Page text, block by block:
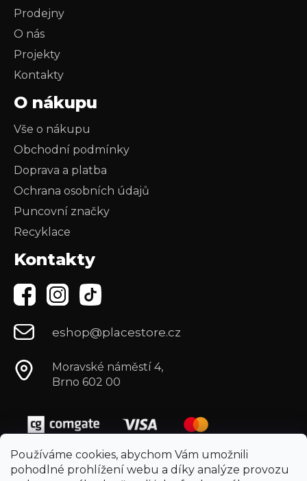
Používáme cookies, abychom Vám umožnili
pohodlné prohlížení webu a díky analýze provozu
Prodejny
O nás
Projekty
Kontakty
O nákupu
Vše o nákupu
Obchodní podmínky
Doprava a platba
Ochrana osobních údajů
Puncovní značky
Recyklace
Kontakty
eshop@placestore.cz
Moravské náměstí 4,
Brno 602 00